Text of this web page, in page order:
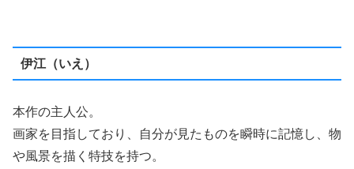
伊江（いえ）
本作の主人公。
画家を目指しており、自分が見たものを瞬時に記憶し、物
や風景を描く特技を持つ。